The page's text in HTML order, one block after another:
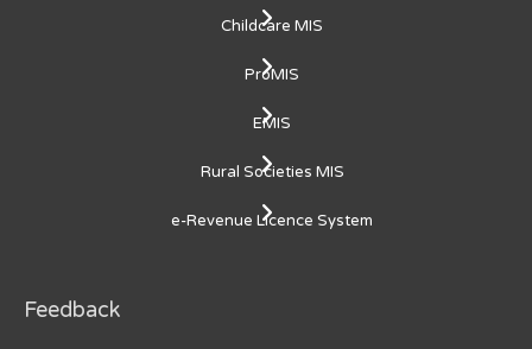
Childcare MIS
ProMIS
EMIS
Rural Societies MIS
e-Revenue Licence System
Feedback